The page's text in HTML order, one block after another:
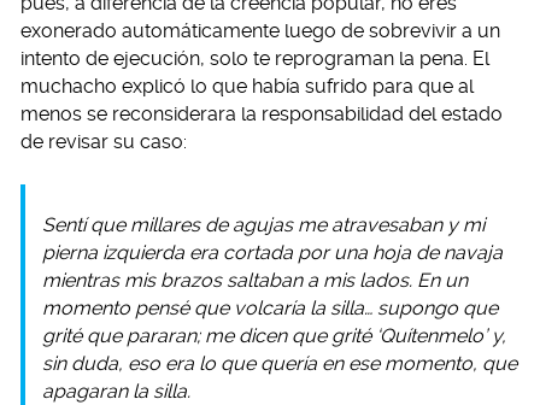
exonerado automáticamente luego de sobrevivir a un
intento de ejecución, solo te reprograman la pena. El
muchacho explicó lo que había sufrido para que al
menos se reconsiderara la responsabilidad del estado
de revisar su caso:
Sentí que millares de agujas me atravesaban y mi
pierna izquierda era cortada por una hoja de navaja
mientras mis brazos saltaban a mis lados. En un
momento pensé que volcaría la silla… supongo que
grité que pararan; me dicen que grité ‘Quítenmelo’ y,
sin duda, eso era lo que quería en ese momento, que
apagaran la silla.